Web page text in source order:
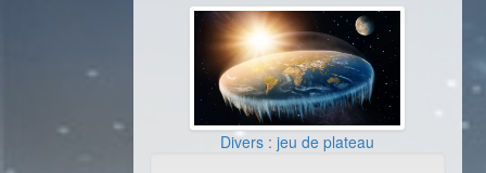
Divers : jeu de plateau